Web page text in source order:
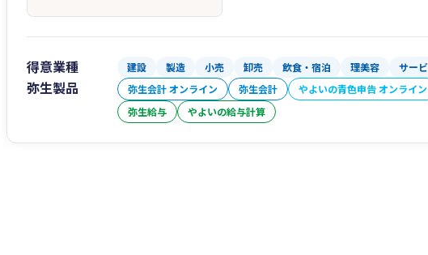
得意業種 建設 製造 小売 卸売 飲食・宿泊 理美容 サー
弥生製品 弥生会計 オンライン 弥生会計 やよいの青色申告 オンライン
弥生給与
やよいの給与計算